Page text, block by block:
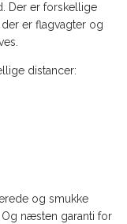
Der er forskellige
er flagvagter og
distancer:
og smukke
næsten garanti for